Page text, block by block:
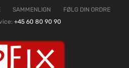
SAMMENLIGN
FØLG DIN ORDRE
+45 60 80 90 90